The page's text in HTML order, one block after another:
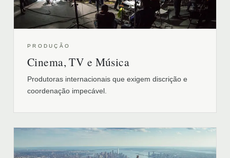
PRODUÇÃO
Cinema, TV e Música
Produtoras internacionais que exigem discrição e
coordenação impecável.